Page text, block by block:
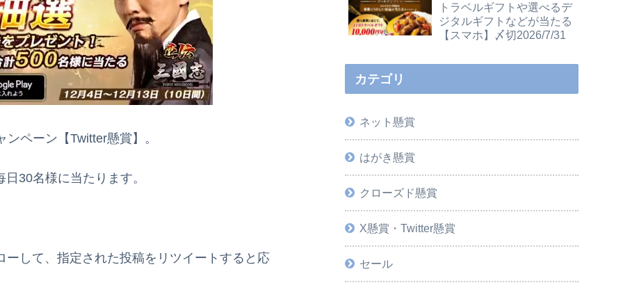
ペーン【Twitter懸賞】。
30名様に当たります。
して、指定された投稿をリツイートすると応
トラベルギフトや選べるデ
ジタルギフトなどが当たる
【スマホ】〆切2026/7/31
カテゴリ
ネット懸賞
はがき懸賞
クローズド懸賞
X懸賞・Twitter懸賞
セール